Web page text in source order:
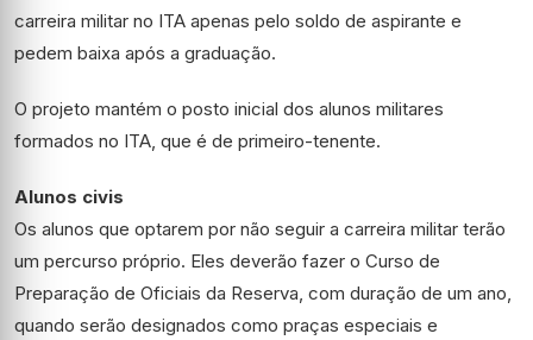
carreira militar no ITA apenas pelo soldo de aspirante e
pedem baixa após a graduação.
O projeto mantém o posto inicial dos alunos militares
formados no ITA, que é de primeiro-tenente.
Alunos civis
Os alunos que optarem por não seguir a carreira militar terão
um percurso próprio. Eles deverão fazer o Curso de
Preparação de Oficiais da Reserva, com duração de um ano,
quando serão designados como praças especiais e